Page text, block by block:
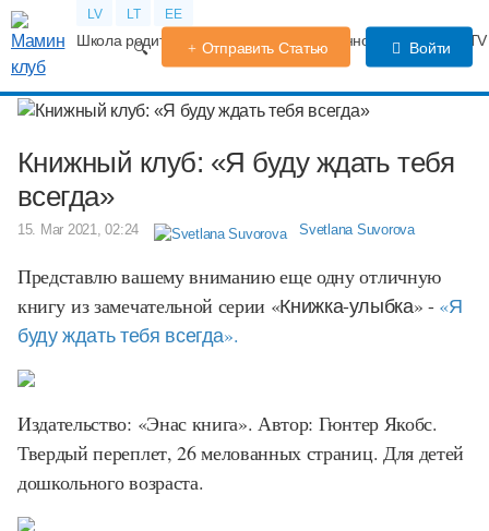
LV LT EE
Школа родителей Календарь беременности Форум
Отправить Статью Войти
Книжный клуб: «Я буду ждать тебя
всегда»
15. Mar 2021, 02:24 Svetlana Suvorova
Представлю вашему вниманию еще одну отличную
книгу из замечательной серии «Книжка-улыбка» - «Я
буду ждать тебя всегда».
Издательство: «Энас книга». Автор: Гюнтер Якобс.
Твердый переплет, 26 мелованных страниц. Для детей
дошкольного возраста.